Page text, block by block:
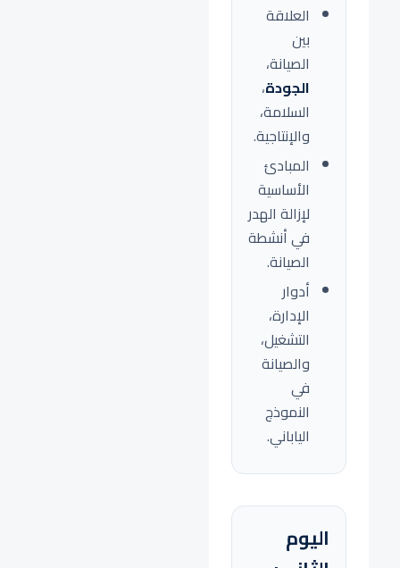
العلاقة
بين
الصيانة،
الجودة،
السلامة،
والإنتاجية.
المبادئ
الأساسية
لإزالة الهدر
في أنشطة
الصيانة.
أدوار
الإدارة،
التشغيل،
والصيانة
في
النموذج
الياباني.
اليوم